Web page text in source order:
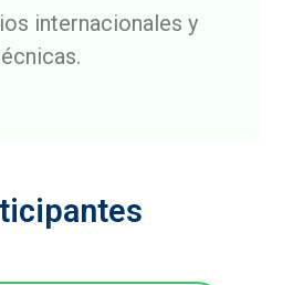
internacionales y